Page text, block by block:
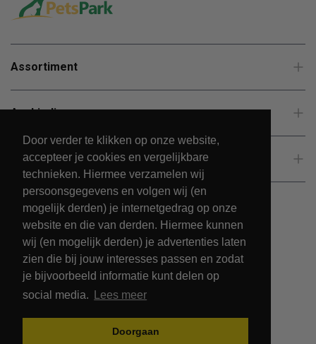
Door verder te klikken op onze website,
accepteer je cookies en vergelijkbare
technieken. Hiermee verzamelen wij
persoonsgegevens en volgen wij (en
mogelijk derden) je internetgedrag op onze
website en die van derden. Hiermee kunnen
wij (en mogelijk derden) je advertenties laten
zien die bij jouw interesses passen en zodat
je bijvoorbeeld informatie kunt delen op
social media.
Lees meer
Doorgaan
Assortiment
Aanbiedingen
Klantenservice
© 2026 - PetsPark.nl.